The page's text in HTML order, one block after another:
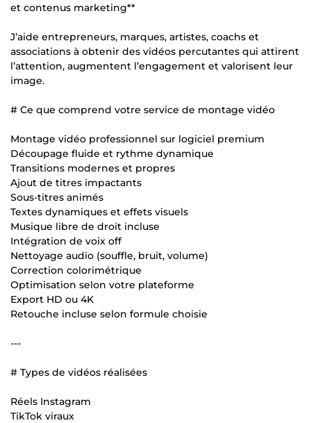
et contenus marketing**
J’aide entrepreneurs, marques, artistes, coachs et
associations à obtenir des vidéos percutantes qui attirent
l’attention, augmentent l’engagement et valorisent leur
image.
# Ce que comprend votre service de montage vidéo
Montage vidéo professionnel sur logiciel premium
Découpage fluide et rythme dynamique
Transitions modernes et propres
Ajout de titres impactants
Sous-titres animés
Textes dynamiques et effets visuels
Musique libre de droit incluse
Intégration de voix off
Nettoyage audio (souffle, bruit, volume)
Correction colorimétrique
Optimisation selon votre plateforme
Export HD ou 4K
Retouche incluse selon formule choisie
---
# Types de vidéos réalisées
Réels Instagram
TikTok viraux